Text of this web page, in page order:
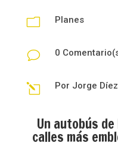
m Planes
v 0
l Por Jorge Díez
Un autobús
calles más